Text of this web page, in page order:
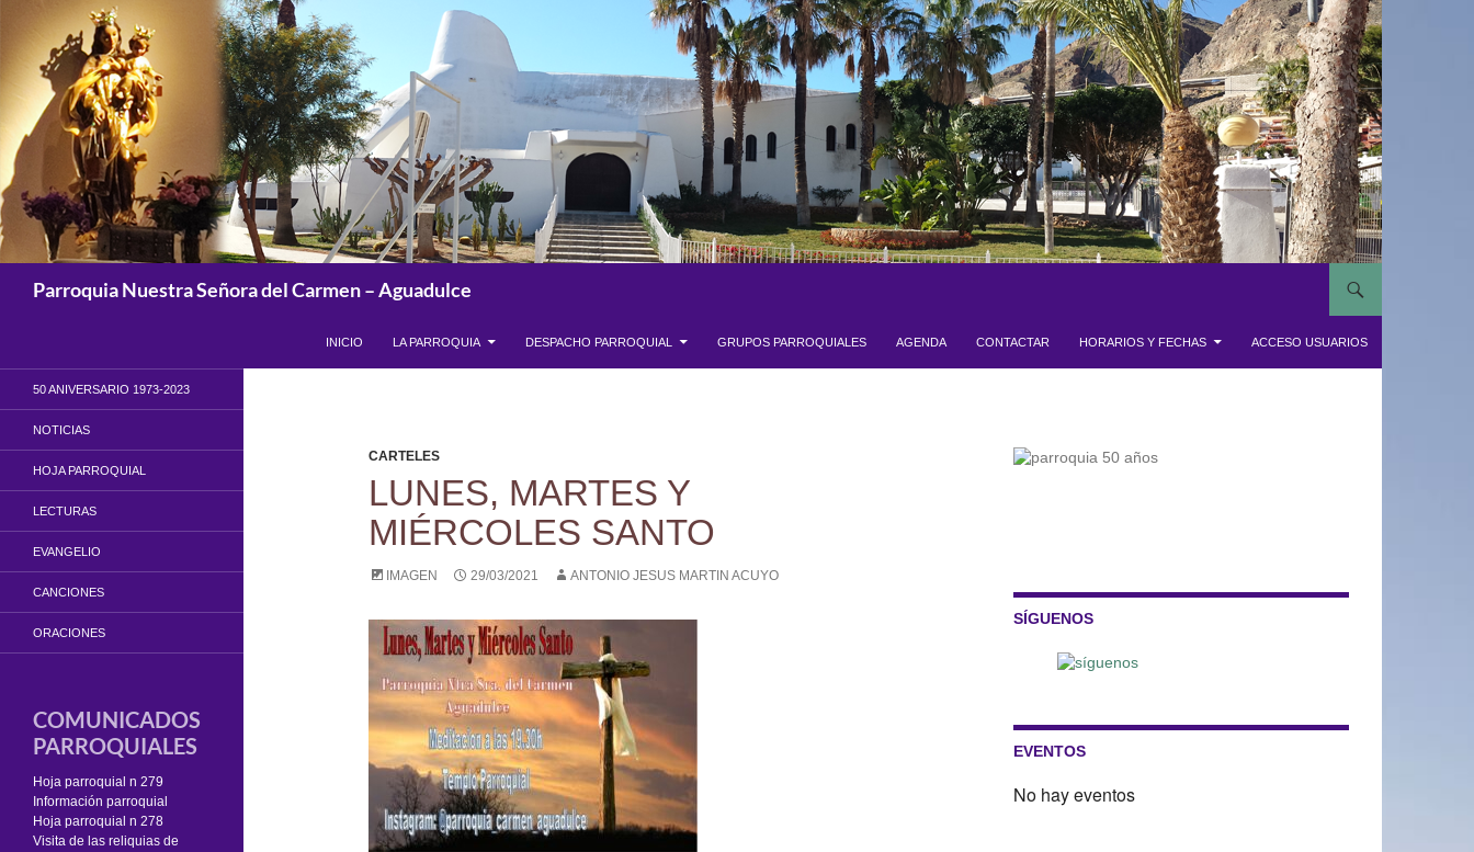
contenido
Parroquia Nuestra Señora del Carmen – Aguadulce
INICIO LA PARROQUIA DESPACHO PARROQUIAL GRUPOS PARROQUIALES AGENDA CONTACTAR HORARIOS Y FECHAS ACCESO USUARIOS
CARTELES
LUNES, MARTES Y
MIÉRCOLES SANTO
IMAGEN 29/03/2021 ANTONIO JESUS MARTIN ACUYO
SÍGUENOS
EVENTOS
No hay eventos
50 ANIVERSARIO 1973-2023
NOTICIAS
HOJA PARROQUIAL
LECTURAS
EVANGELIO
CANCIONES
ORACIONES
COMUNICADOS
PARROQUIALES
Hoja parroquial n 279
Información parroquial
Hoja parroquial n 278
Visita de las reliquias de